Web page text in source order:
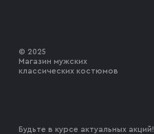
© 2025
Магазин мужских
классических костюмов
Будьте в курсе актуальных акций!